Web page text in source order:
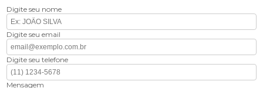
Digite seu nome
Digite seu email
Digite seu telefone
Mensagem